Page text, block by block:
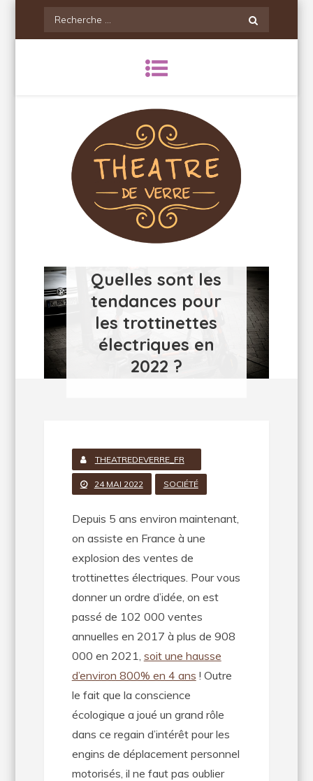
Recherche
pour:
TheatredeverreQuelles sont les
tendances pour
les trottinettes
électriques en
2022 ?
THEATREDEVERRE_FR
24 MAI 2022 SOCIÉTÉ
Depuis 5 ans environ maintenant,
on assiste en France à une
explosion des ventes de
trottinettes électriques. Pour vous
donner un ordre d’idée, on est
passé de 102 000 ventes
annuelles en 2017 à plus de 908
000 en 2021, soit une hausse
d’environ 800% en 4 ans ! Outre
le fait que la conscience
écologique a joué un grand rôle
dans ce regain d’intérêt pour les
engins de déplacement personnel
motorisés, il ne faut pas oublier